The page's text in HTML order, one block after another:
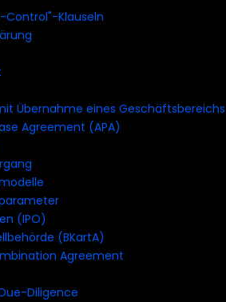
Klauseln
Übernahme eines Geschäftsbereichs
Agreement (APA)
(IPO)
(BKartA)
Agreement
Diligence